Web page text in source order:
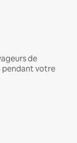
de
pendant votre